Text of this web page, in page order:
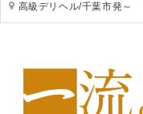
高級デリヘル/千葉市発～